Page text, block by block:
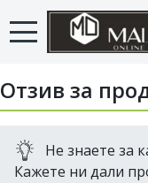
Отзив за
Не знаете за
Кажете ни дали